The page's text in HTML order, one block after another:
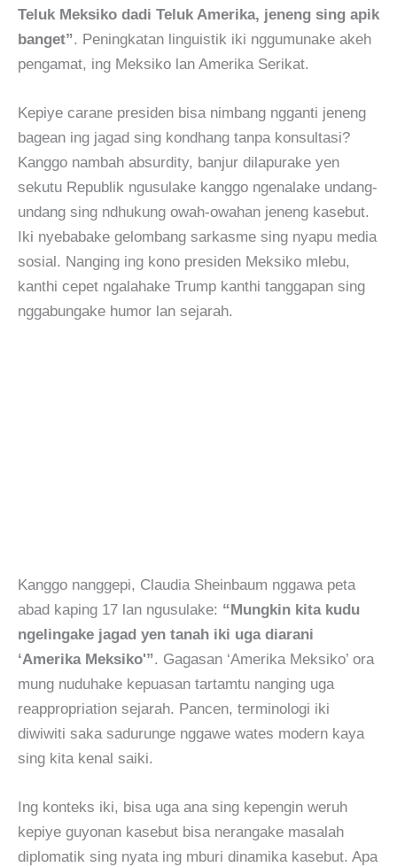
Teluk Meksiko dadi Teluk Amerika, jeneng sing apik
banget”. Peningkatan linguistik iki nggumunake akeh
pengamat, ing Meksiko lan Amerika Serikat.
Kepiye carane presiden bisa nimbang ngganti jeneng
bagean ing jagad sing kondhang tanpa konsultasi?
Kanggo nambah absurdity, banjur dilapurake yen
sekutu Republik ngusulake kanggo ngenalake undang-
undang sing ndhukung owah-owahan jeneng kasebut.
Iki nyebabake gelombang sarkasme sing nyapu media
sosial. Nanging ing kono presiden Meksiko mlebu,
kanthi cepet ngalahake Trump kanthi tanggapan sing
nggabungake humor lan sejarah.
Kanggo nanggepi, Claudia Sheinbaum nggawa peta
abad kaping 17 lan ngusulake: “Mungkin kita kudu
ngelingake jagad yen tanah iki uga diarani
‘Amerika Meksiko'”. Gagasan ‘Amerika Meksiko’ ora
mung nuduhake kepuasan tartamtu nanging uga
reappropriation sejarah. Pancen, terminologi iki
diwiwiti saka sadurunge nggawe wates modern kaya
sing kita kenal saiki.
Ing konteks iki, bisa uga ana sing kepengin weruh
kepiye guyonan kasebut bisa nerangake masalah
diplomatik sing nyata ing mburi dinamika kasebut. Apa